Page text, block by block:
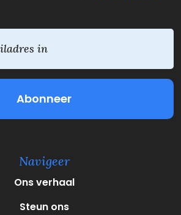
m
i
l
V
i
t
Navigeer
Ons verhaal
Steun ons